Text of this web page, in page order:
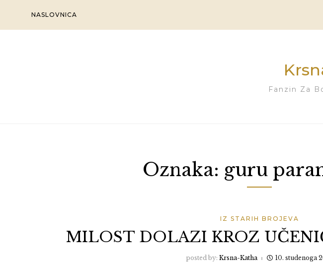
content
NASLOVNICA
Fanzin Za
Oznaka: guru
IZ STARIH BROJEVA
MILOST DOLAZI KROZ
posted by: Krsna-Katha 10. studenoga